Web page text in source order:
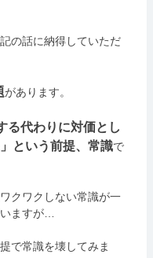
の話に納得していただ
があります。
る代わりに対価とし
という前提、常識で
クワクしない常識が一
ますが…
で常識を壊してみま